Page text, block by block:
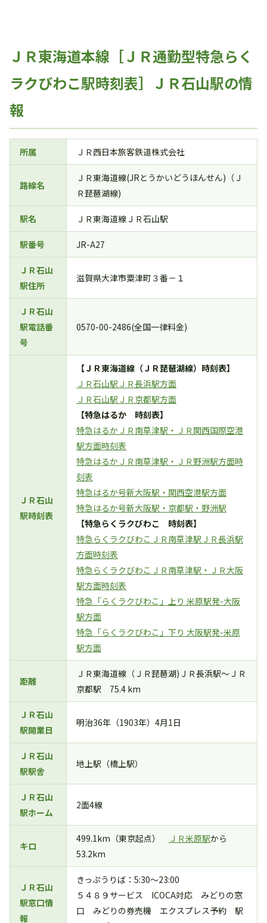
ＪＲ東海道本線［ＪＲ通勤型特急らく
ラクびわこ駅時刻表］ＪＲ石山駅の情
報
所属 ＪＲ西日本旅客鉄道株式会社
路線名
ＪＲ東海道線(JRとうかいどうほんせん)（Ｊ
Ｒ琵琶湖線)
駅名 ＪＲ東海道線ＪＲ石山駅
駅番号 JR-A27
ＪＲ石山
駅住所
滋賀県大津市粟津町３番－１
ＪＲ石山
駅電話番
号
0570-00-2486(全国一律料金)
ＪＲ石山
駅時刻表
【ＪＲ東海道線（ＪＲ琵琶湖線）時刻表】
ＪＲ石山駅ＪＲ長浜駅方面
ＪＲ石山駅ＪＲ京都駅方面
【特急はるか 時刻表】
特急はるかＪＲ南草津駅・ＪＲ関西国際空港
駅方面時刻表
特急はるかＪＲ南草津駅・ＪＲ野洲駅方面時
刻表
特急はるか号新大阪駅・関西空港駅方面
特急はるか号新大阪駅・京都駅・野洲駅
【特急らくラクびわこ 時刻表】
特急らくラクびわこＪＲ南草津駅ＪＲ長浜駅
方面時刻表
特急らくラクびわこＪＲ南草津駅・ＪＲ大阪
駅方面時刻表
特急「らくラクびわこ」上り 米原駅発-大阪
駅方面
特急「らくラクびわこ」下り 大阪駅発-米原
駅方面
距離
ＪＲ東海道線（ＪＲ琵琶湖)ＪＲ長浜駅～ＪＲ
京都駅 75.4 km
ＪＲ石山
駅開業日
明治36年（1903年）4月1日
ＪＲ石山
駅駅舎
地上駅（橋上駅）
ＪＲ石山
駅ホーム
2面4線
キロ
499.1km（東京起点） ＪＲ米原駅から
53.2km
ＪＲ石山
駅窓口情
報
きっぷうりば：5:30～23:00
５４８９サービス ICOCA対応 みどりの窓
口 みどりの券売機 エクスプレス予約 駅